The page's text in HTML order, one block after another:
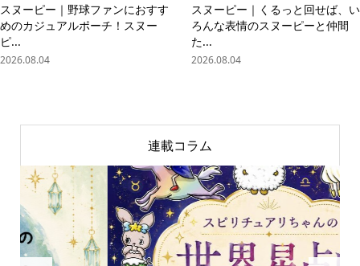
スヌーピー｜野球ファンにおすす
めのカジュアルポーチ！スヌー
ピ...
2026.08.04
スヌーピー｜くるっと回せば、い
ろんな表情のスヌーピーと仲間
た...
2026.08.04
連載コラム